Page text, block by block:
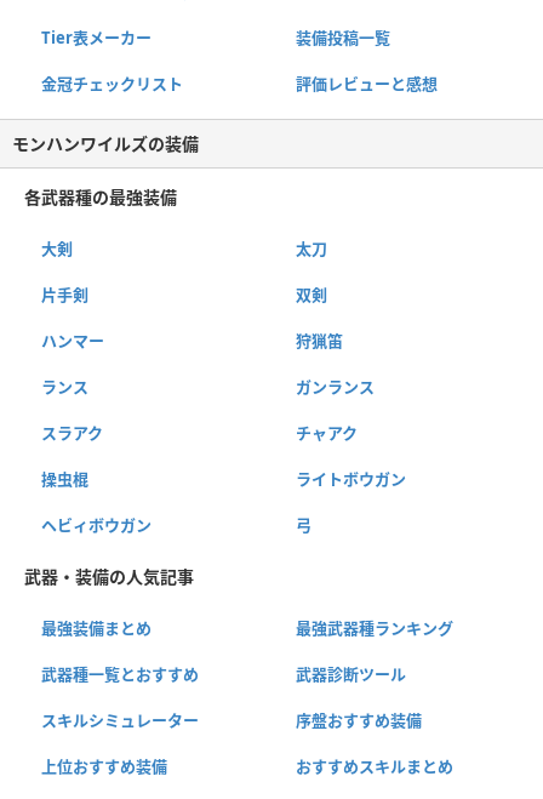
Tier表メーカー 装備投稿一覧
金冠チェックリスト 評価レビューと感想
モンハンワイルズの装備
各武器種の最強装備
大剣 太刀
片手剣 双剣
ハンマー 狩猟笛
ランス ガンランス
スラアク チャアク
操虫棍 ライトボウガン
ヘビィボウガン 弓
武器・装備の人気記事
最強装備まとめ 最強武器種ランキング
武器種一覧とおすすめ 武器診断ツール
スキルシミュレーター 序盤おすすめ装備
上位おすすめ装備 おすすめスキルまとめ